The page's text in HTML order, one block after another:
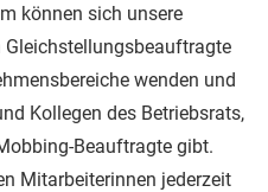
können sich unsere
wenden und
Kollegen des Betriebsrats,
Beauftragte gibt.
Mitarbeiterinnen jederzeit